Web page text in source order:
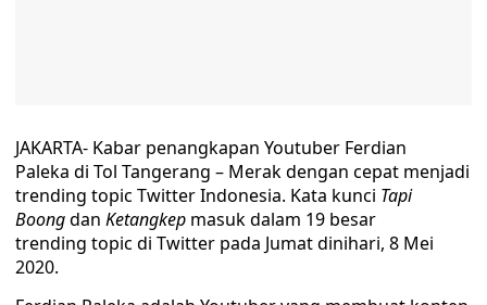
JAKARTA- Kabar penangkapan Youtuber Ferdian
Paleka di Tol Tangerang – Merak dengan cepat menjadi
trending topic Twitter Indonesia. Kata kunci Tapi
Boongdan Ketangkep masuk dalam 19 besar
trending topic di Twitter pada Jumat dinihari, 8 Mei
2020.